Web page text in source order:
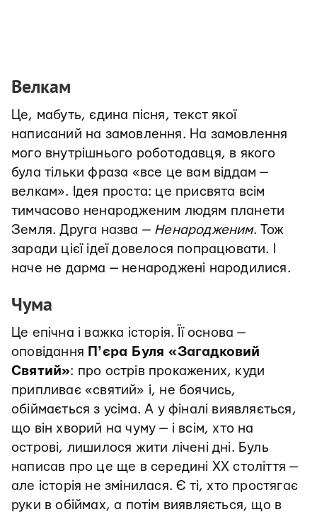
Велкам
Це, мабуть, єдина пісня, текст якої
написаний на замовлення. На замовлення
мого внутрішнього роботодавця, в якого
була тільки фраза «все це вам віддам —
велкам». Ідея проста: це присвята всім
тимчасово ненародженим людям планети
Земля. Друга назва — Ненародженим. Тож
заради цієї ідеї довелося попрацювати. І
наче не дарма — ненароджені народилися.
Чума
Це епічна і важка історія. Її основа —
оповідання Пʼєра Буля «Загадковий
Святий»: про острів прокажених, куди
припливає «святий» і, не боячись,
обіймається з усіма. А у фіналі виявляється,
що він хворий на чуму — і всім, хто на
острові, лишилося жити лічені дні. Буль
написав про це ще в середині XX століття —
але історія не змінилася. Є ті, хто простягає
руки в обіймах, а потім виявляється, що в